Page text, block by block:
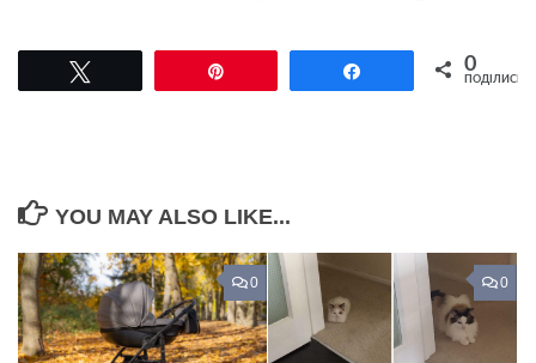
Поділитися0
ПОДІЛИСЬ
YOU MAY ALSO LIKE...
0 0